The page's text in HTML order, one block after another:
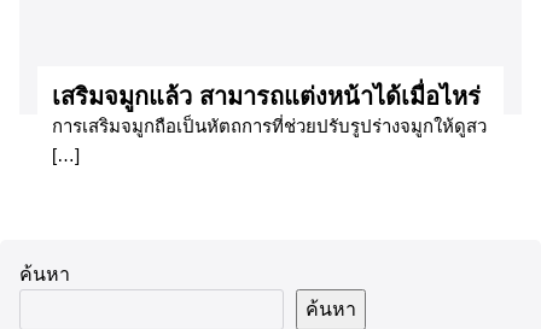
เสริมจมูกแล้ว สามารถแต่งหน้าได้เมื่อไหร่
การเสริมจมูกถือเป็นหัตถการที่ช่วยปรับรูปร่างจมูกให้ดูสว
[…]
ค้นหา
ค้นหา